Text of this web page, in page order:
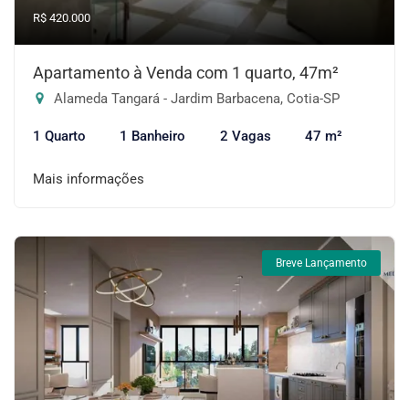
R$ 420.000
Apartamento à Venda com 1 quarto, 47m²
Alameda Tangará - Jardim Barbacena, Cotia-SP
1 Quarto 1 Banheiro 2 Vagas 47 m²
Mais informações
Breve Lançamento